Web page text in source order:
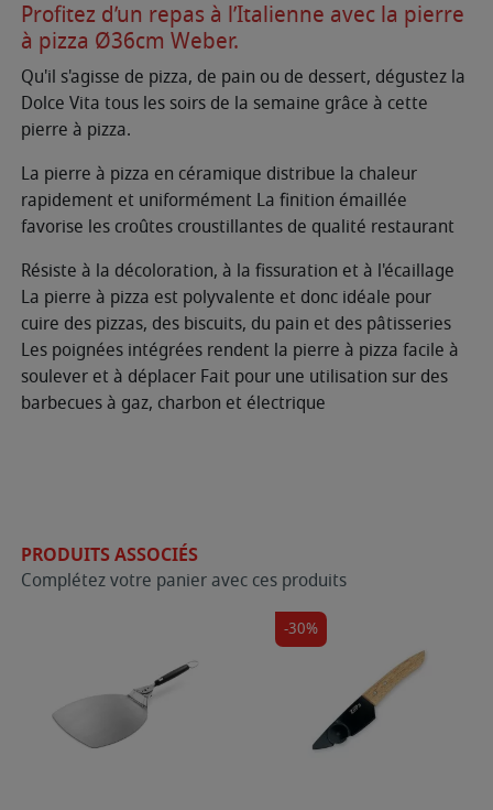
Profitez d’un repas à l’Italienne avec la pierre
à pizza Ø36cm Weber.
Qu'il s'agisse de pizza, de pain ou de dessert, dégustez la
Dolce Vita tous les soirs de la semaine grâce à cette
pierre à pizza.
La pierre à pizza en céramique distribue la chaleur
rapidement et uniformément La finition émaillée
favorise les croûtes croustillantes de qualité restaurant
Résiste à la décoloration, à la fissuration et à l'écaillage
La pierre à pizza est polyvalente et donc idéale pour
cuire des pizzas, des biscuits, du pain et des pâtisseries
Les poignées intégrées rendent la pierre à pizza facile à
soulever et à déplacer Fait pour une utilisation sur des
barbecues à gaz, charbon et électrique
PRODUITS ASSOCIÉS
Complétez votre panier avec ces produits
-30%